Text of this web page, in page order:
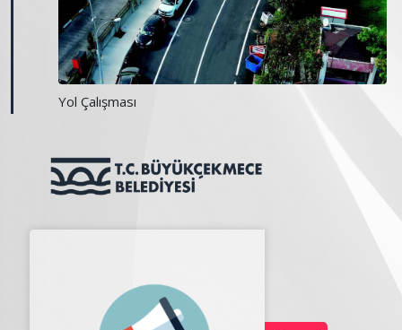
Yol Çalışması